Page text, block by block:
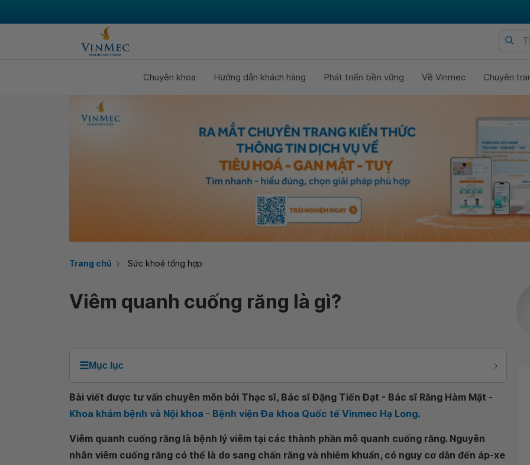
Chuyên khoa Hướng dẫn khách hàng Phát triển bền vững Về Vinmec Chuyên
Trang chủ Sức khoẻ tổng hợp
Viêm quanh cuống răng là gì?
☰Mục lục
Bài viết được tư vấn chuyên môn bởi Thạc sĩ, Bác sĩ Đặng Tiến Đạt - Bác sĩ Răng Hàm Mặt -
Khoa khám bệnh và Nội khoa - Bệnh viện Đa khoa Quốc tế Vinmec Hạ Long.
Viêm quanh cuống răng là bệnh lý viêm tại các thành phần mô quanh cuống răng. Nguyên
nhân viêm cuống răng có thể là do sang chấn răng và nhiễm khuẩn, có nguy cơ dẫn đến áp-xe